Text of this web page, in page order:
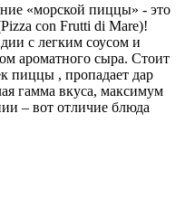
«морской пиццы» - это
con Frutti di Mare)!
с легким соусом и
ароматного сыра. Стоит
пиццы , пропадает дар
гамма вкуса, максимум
– вот отличие блюда